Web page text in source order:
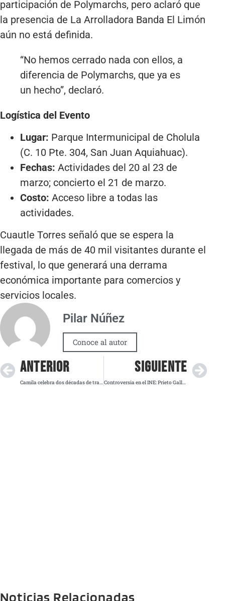
participación de Polymarchs, pero aclaró que
la presencia de La Arrolladora Banda El Limón
aún no está definida.
“No hemos cerrado nada con ellos, a
diferencia de Polymarchs, que ya es
un hecho”, declaró.
Logística del Evento
Lugar: Parque Intermunicipal de Cholula
(C. 10 Pte. 304, San Juan Aquiahuac).
Fechas: Actividades del 20 al 23 de
marzo; concierto el 21 de marzo.
Costo: Acceso libre a todas las
actividades.
Cuautle Torres señaló que se espera la
llegada de más de 40 mil visitantes durante el
festival, lo que generará una derrama
económica importante para comercios y
servicios locales.
Pilar Núñez
Conoce al autor
ANTERIOR
Camila celebra dos décadas de trayectoria con gira “Regresa Tour” y exploración musical
SIGUIENTE
Controversia en el INE: Prieto Gallardo, señalado por incumplimiento de pensión alimenticia, asume cargo con apoyo de Morena
Noticias Relacionadas